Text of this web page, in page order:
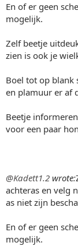
En of er geen
mogelijk.
Zelf beetje
zien is ook je
Boel tot op blank
en plamuur er af
Beetje
voor een paar
@Kadett1.2 wrote:
achteras en velg
as niet zijn
En of er geen
mogelijk.